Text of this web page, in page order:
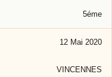
5éme
12 Mai 2020
VINCENNES